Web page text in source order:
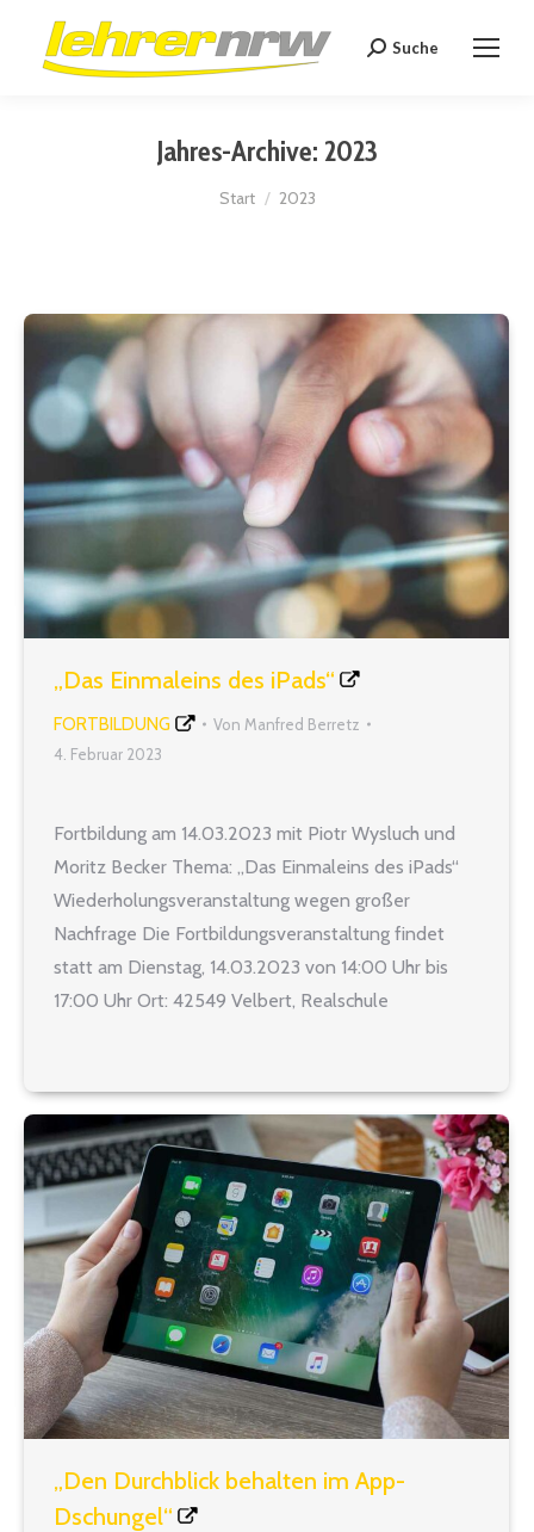
Search:
Suche
Jahres-Archive: 2023
Sie befinden sich hier:
Start 2023
„Das Einmaleins des iPads“
FORTBILDUNG Von Manfred Berretz
4. Februar 2023
Fortbildung am 14.03.2023 mit Piotr Wysluch und
Moritz Becker Thema: „Das Einmaleins des iPads“
Wiederholungsveranstaltung wegen großer
Nachfrage Die Fortbildungsveranstaltung findet
statt am Dienstag, 14.03.2023 von 14:00 Uhr bis
17:00 Uhr Ort: 42549 Velbert, Realschule
dieser Veranstaltung werden grundlegende
Kompetenzen im Umgang…
„Den Durchblick behalten im App-
Dschungel“